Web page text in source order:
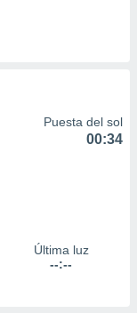
Puesta del sol
00:34
Última luz
--:--